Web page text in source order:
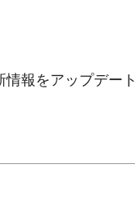
報をアップデート